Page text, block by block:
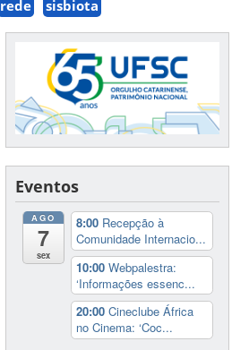
rede sisbiota
Eventos
AGO
7
sex
8:00 Recepção à
Comunidade Internacio...
10:00Webpalestra:
‘Informações essenc...
20:00Cineclube África
no Cinema: ‘Coc...